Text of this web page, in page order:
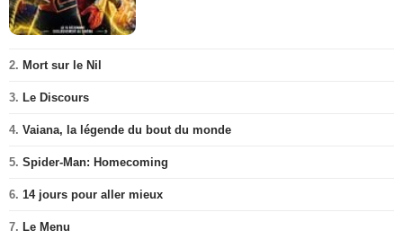
2. Mort sur le Nil
3. Le Discours
4. Vaiana, la légende du bout du monde
5. Spider-Man: Homecoming
6. 14 jours pour aller mieux
7. Le Menu